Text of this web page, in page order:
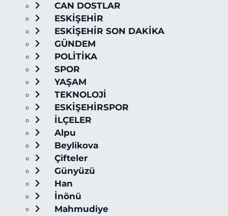
CAN DOSTLAR
ESKİŞEHİR
ESKİŞEHİR SON DAKİKA
GÜNDEM
POLİTİKA
SPOR
YAŞAM
TEKNOLOJİ
ESKİŞEHİRSPOR
İLÇELER
Alpu
Beylikova
Çifteler
Günyüzü
Han
İnönü
Mahmudiye